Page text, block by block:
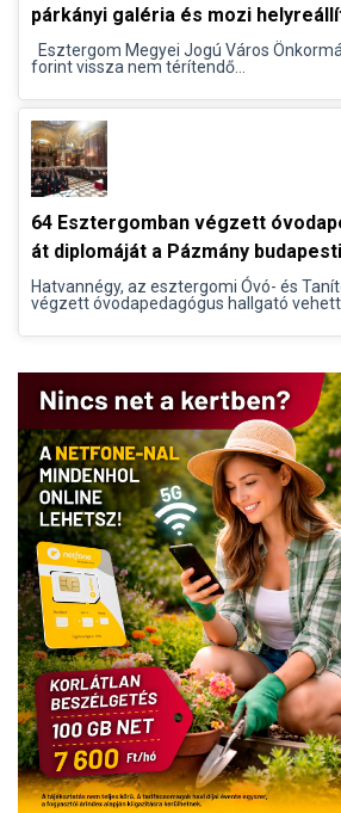
párkányi galéria és mozi
Esztergom Megyei Jogú Város
forint vissza nem térítendő...
64 Esztergomban végzett
át diplomáját a Pázmány
Hatvannégy, az esztergomi Óvó- és
végzett óvodapedagógus hallgató